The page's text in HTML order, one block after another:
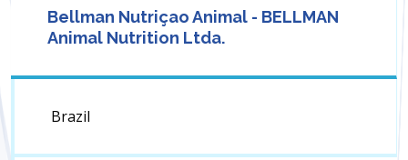
Bellman Nutriçao Animal - BELLMAN
Animal Nutrition Ltda.
Brazil